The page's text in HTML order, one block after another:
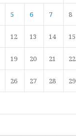
5 6 7 8
12 13 14 15
19 20 21 22
26 27 28 29